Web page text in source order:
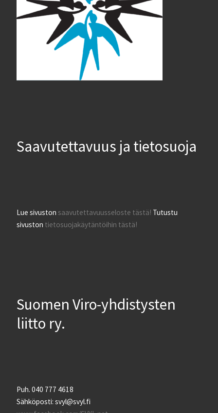
Saavutettavuus ja tietosuoja
Lue sivustonsaavutettavuusseloste tästä! Tutustu
sivuston tietosuojakäytäntöihin tästä!
Suomen Viro-yhdistysten
liitto ry.
Puh. 040 777 4618
Sähköposti: svyl@svyl.fi